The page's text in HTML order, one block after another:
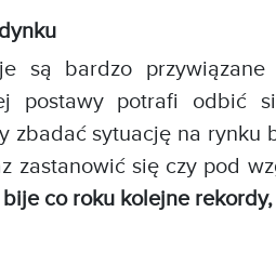
są bardzo
postawy potrafi odbić
zbadać sytuację na
zastanowić się czy pod
co roku kolejne